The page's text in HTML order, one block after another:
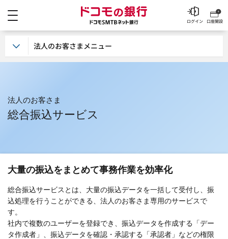
ドコモの銀行 ドコモ
口座開設
ログイン
法人のお客さま
総合振込サービス
大量の振込をまとめて事務作業を効率化
総合振込サービスとは、大量の振込データを一括して受付し、振
込処理を行うことができる、法人のお客さま専用のサービスで
す。
社内で複数のユーザーを登録でき、振込データを作成する「デー
タ作成者」、振込データを確認・承認する「承認者」などの権限
法人のお客さまメニュー